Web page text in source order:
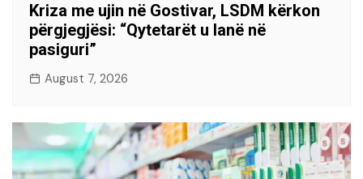
Kriza me ujin në Gostivar, LSDM kërkon
përgjegjësi: “Qytetarët u lanë në
pasiguri”
August 7, 2026